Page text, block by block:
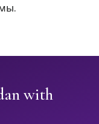
with